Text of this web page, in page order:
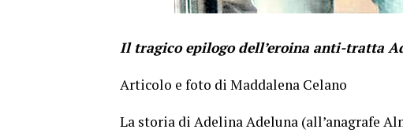
Il tragico epilogo dell’eroina anti-tratta
Articolo e foto di Maddalena Celano
La storia di Adelina Adeluna (all’anagrafe